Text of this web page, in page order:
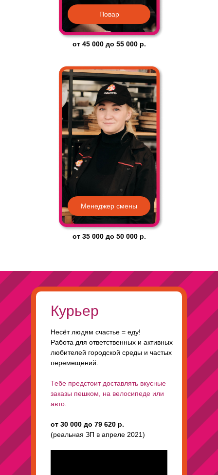
Менеджер смены
Повар
от 45 000до 55 000р.
от 35 000до 50 000р.
Курьер
Несёт людям счастье = еду!
Работа для ответственных и активных
любителей городской среды и частых
перемещений.
Тебе предстоит доставлять вкусные
заказы пешком, на велосипеде или
авто.
от 30 000 до 79 620 р.
(реальная ЗП в апреле 2021)